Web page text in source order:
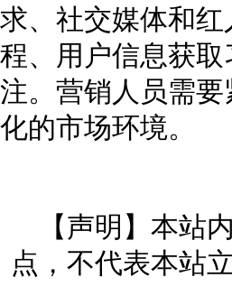
求、社交媒体和
程、用户信息获
注。营销人员需
化的市场环境。
【声明】本站
点，不代表本站